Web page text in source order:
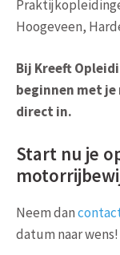
Hoogeveen,
Bij Kreeft
beginnen met
direct in.
Start nu je
Neem dan
datum naar wens!